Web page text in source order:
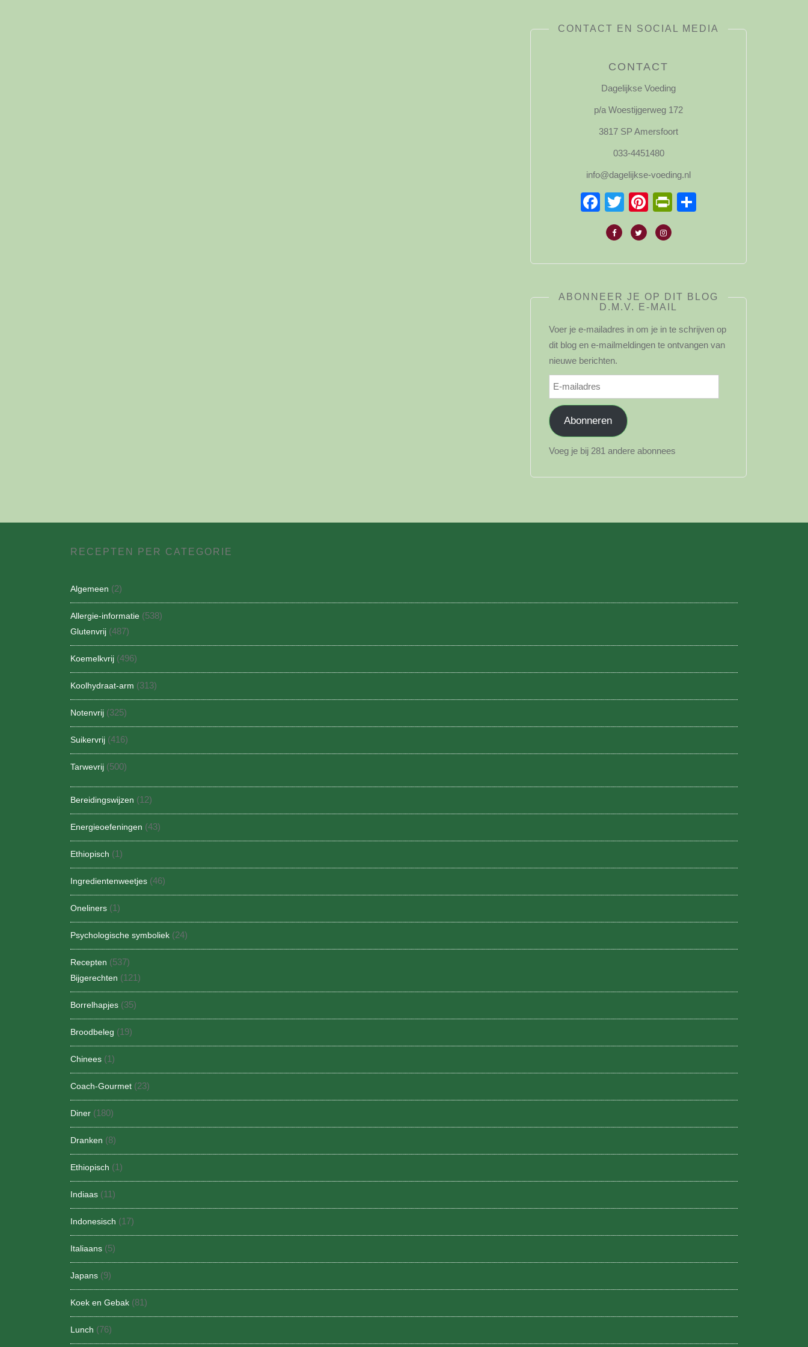
CONTACT EN SOCIAL MEDIA
CONTACT
Dagelijkse Voeding
p/a Woestijgerweg 172
3817 SP Amersfoort
033-4451480
info@dagelijkse-voeding.nl
Facebook
TwitterPinterest
PrintFriendly
ABONNEER JE OP DIT BLOG
D.M.V. E-MAIL
Voer je e-mailadres in om je in te schrijven op
dit blog en e-mailmeldingen te ontvangen van
nieuwe berichten.
E-
mailadres
Abonneren
Voeg je bij 281 andere abonnees
RECEPTEN PER CATEGORIE
Algemeen (2)
Allergie-informatie (538)
Glutenvrij (487)
Koemelkvrij (496)
Koolhydraat-arm (313)
Notenvrij (325)
Suikervrij (416)
Tarwevrij (500)
Bereidingswijzen (12)
Energieoefeningen (43)
Ethiopisch (1)
Ingredientenweetjes (46)
Oneliners (1)
Psychologische symboliek (24)
Recepten (537)
Bijgerechten (121)
Borrelhapjes (35)
Broodbeleg (19)
Chinees (1)
Coach-Gourmet (23)
Diner (180)
Dranken (8)
Ethiopisch (1)
Indiaas (11)
Indonesisch (17)
Italiaans (5)
Japans (9)
Koek en Gebak (81)
Lunch (76)